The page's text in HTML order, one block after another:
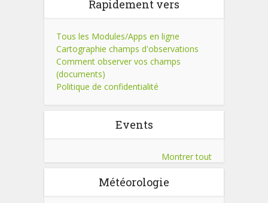
Rapidement vers
Tous les Modules/Apps en ligne
Cartographie champs d'observations
Comment observer vos champs
(documents)
Politique de confidentialité
Events
Montrer tout
Météorologie